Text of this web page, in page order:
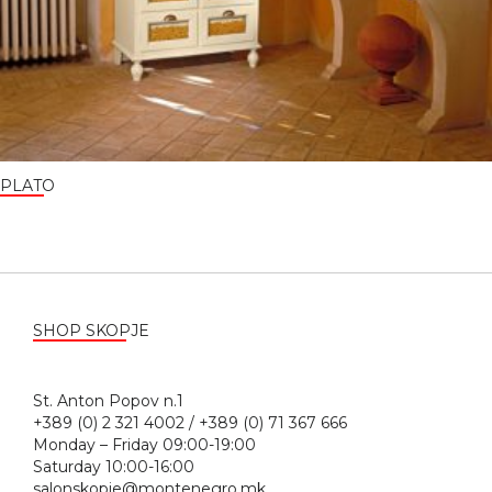
PLATO
SHOP SKOPJE
St. Anton Popov n.1
+389 (0) 2 321 4002 / +389 (0) 71 367 666
Monday – Friday 09:00-19:00
Saturday 10:00-16:00